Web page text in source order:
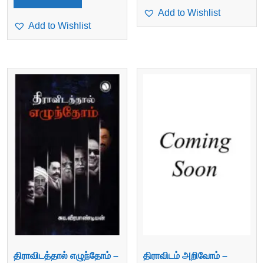
Add to Wishlist
Add to Wishlist
திராவிடத்தால் எழுந்தோம் – திராவிடம் அறிவோம் –